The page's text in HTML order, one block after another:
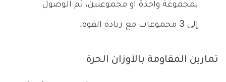
بمجموعة واحدة او مجموعتين، ثم الوصول
إلى 3 مجموعات مع زيادة القوة.
تمارين المقاومة بالأوزان الحرة